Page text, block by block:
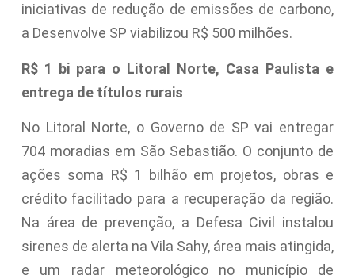
iniciativas de redução de emissões de carbono,
a Desenvolve SP viabilizou R$ 500 milhões.
R$ 1 bi para o Litoral Norte, Casa Paulista e
entrega de títulos rurais
No Litoral Norte, o Governo de SP vai entregar
704 moradias em São Sebastião. O conjunto de
ações soma R$ 1 bilhão em projetos, obras e
crédito facilitado para a recuperação da região.
Na área de prevenção, a Defesa Civil instalou
sirenes de alerta na Vila Sahy, área mais atingida,
e um radar meteorológico no município de